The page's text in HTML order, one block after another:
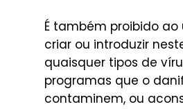
É também proibido ao
criar ou introduzir
quaisquer tipos de
programas que o
contaminem, ou